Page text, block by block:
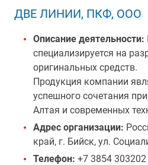
ДВЕ ЛИНИИ, ПКФ, ООО
Описание деятельности:
специализируется на
оригинальных средств.
Продукция компании
успешного сочетания
Алтая и современных
Адрес организации:
край, г. Бийск, ул.
Телефон: +7 3854 303202